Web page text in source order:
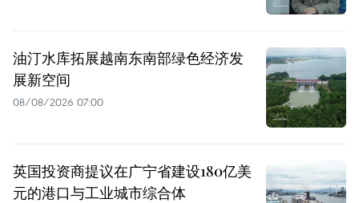
油汀水库拓展越南东南部绿色经济发
展新空间
08/08/2026 07:00
英国投资商提议在广宁省建设180亿美
元的港口与工业城市综合体